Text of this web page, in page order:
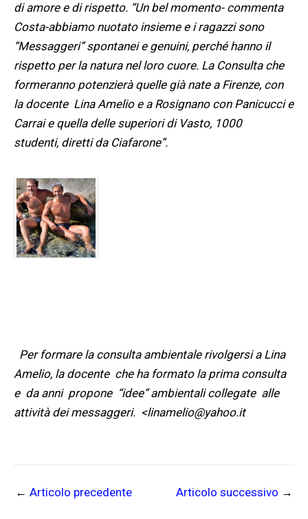
di amore e di rispetto. “Un bel momento- commenta
Costa-abbiamo nuotato insieme e i ragazzi sono
“Messaggeri” spontanei e genuini, perché hanno il
rispetto per la natura nel loro cuore. La Consulta che
formeranno potenzierà quelle già nate a Firenze, con
la docente Lina Amelio e a Rosignano con Panicucci e
Carrai e quella delle superiori di Vasto, 1000
studenti, diretti da Ciafarone”.
Per formare la consulta ambientale rivolgersi a Lina
Amelio, la docente che ha formato la prima consulta
e da anni propone “idee” ambientali collegate alle
attività dei messaggeri. <linamelio@yahoo.it
← Articolo precedente Articolo successivo →